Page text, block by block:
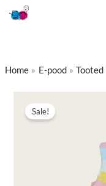
Skip
Home E-pood Tooted
Sale!
Algne
Club